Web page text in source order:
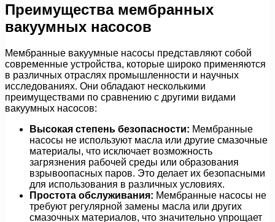
Преимущества мембранных
вакуумных насосов
Мембранные вакуумные насосы представляют собой
современные устройства, которые широко применяются
в различных отраслях промышленности и научных
исследованиях. Они обладают несколькими
преимуществами по сравнению с другими видами
вакуумных насосов:
Высокая степень безопасности: Мембранные
насосы не используют масла или другие смазочные
материалы, что исключает возможность
загрязнения рабочей среды или образования
взрывоопасных паров. Это делает их безопасными
для использования в различных условиях.
Простота обслуживания: Мембранные насосы не
требуют регулярной замены масла или других
смазочных материалов, что значительно упрощает